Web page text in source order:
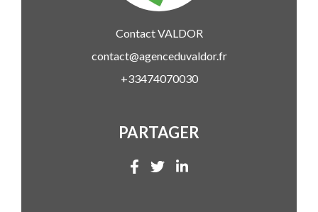
ContactVALDOR
contact@agenceduvaldor.fr
+33474070030
PARTAGER